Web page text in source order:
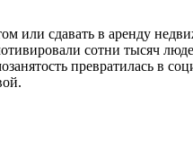
или сдавать в аренду
сотни тысяч
превратилась в